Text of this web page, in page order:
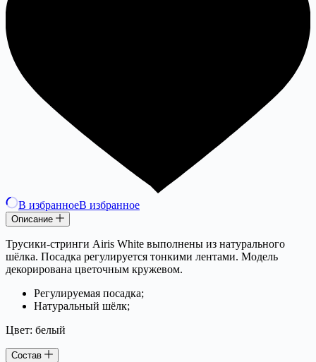
В избранноеВ избранное
Описание
Трусики-стринги Airis White выполнены из натурального
шёлка. Посадка регулируется тонкими лентами. Модель
декорирована цветочным кружевом.
Регулируемая посадка;
Натуральный шёлк;
Цвет: белый
Состав